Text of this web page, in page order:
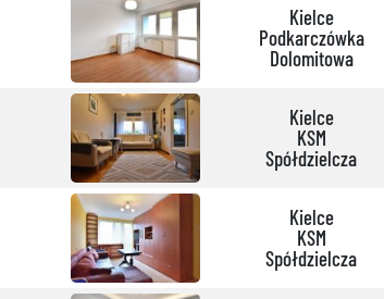
Kielce
Podkarczówka
Dolomitowa
Kielce
KSM
Spółdzielcza
Kielce
KSM
Spółdzielcza